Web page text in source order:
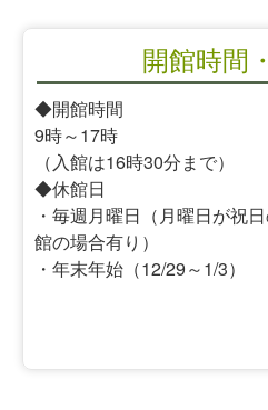
開館時間
◆開館時間
9時～17時
（入館は16時30分まで）
◆休館日
・毎週月曜日（月曜日が祝
館の場合有り）
・年末年始（12/29～1/3）